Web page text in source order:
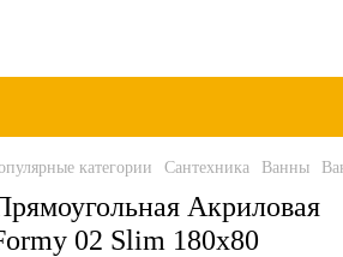
категории Сантехника Ванны
Акриловая
02 Slim 180x80